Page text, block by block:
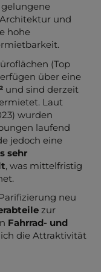
und
hohe
(Top
über eine
und sind derzeit
Laut
wurden
laufend
jedoch eine
sehr
, was mittelfristig
neu
zur
Fahrrad- und
die Attraktivität